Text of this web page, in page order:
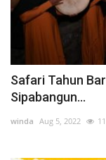
Safari Tahun
Sipabangun...
winda Aug 5, 2022